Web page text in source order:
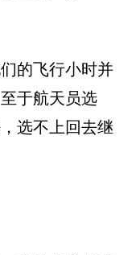
的飞行小时并
于航天员选
选不上回去继